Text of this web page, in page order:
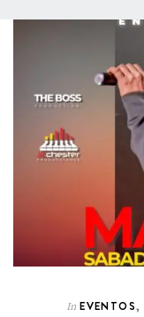
In EVENTOS,